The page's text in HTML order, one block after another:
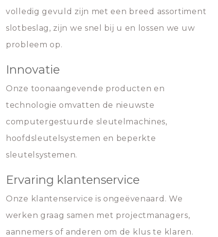
volledig gevuld zijn met een breed assortiment
slotbeslag, zijn we snel bij u en lossen we uw
probleem op.
Innovatie
Onze toonaangevende producten en
technologie omvatten de nieuwste
computergestuurde sleutelmachines,
hoofdsleutelsystemen en beperkte
sleutelsystemen.
Ervaring klantenservice
Onze klantenservice is ongeëvenaard. We
werken graag samen met projectmanagers,
aannemers of anderen om de klus te klaren.